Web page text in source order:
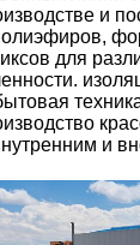
и
для
и